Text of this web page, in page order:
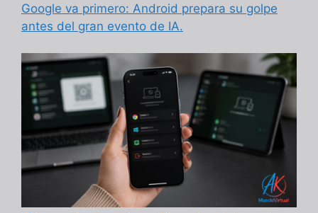
Google va primero: Android prepara su golpe
antes del gran evento de IA.